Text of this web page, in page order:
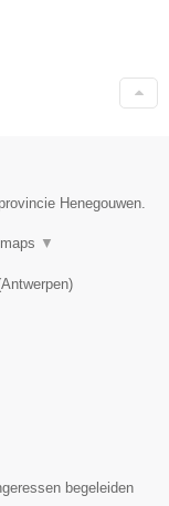
Henegouwen.
▼
Antwerpen)
begeleiden